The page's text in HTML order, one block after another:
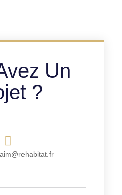
Un
?